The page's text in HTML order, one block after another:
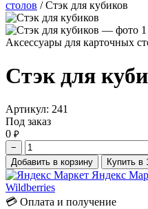
столов / Стэк для кубиков
Аксессуары для карточных
Стэк для
Артикул: 241
Под заказ
0 ₽
−
Добавить в корзину
Купить в
Яндекс
Wildberries
💳 Оплата и получение